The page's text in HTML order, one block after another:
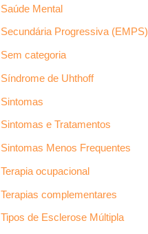
Saúde Mental
Secundária Progressiva (EMPS)
Sem categoria
Síndrome de Uhthoff
Sintomas
Sintomas e Tratamentos
Sintomas Menos Frequentes
Terapia ocupacional
Terapias complementares
Tipos de Esclerose Múltipla